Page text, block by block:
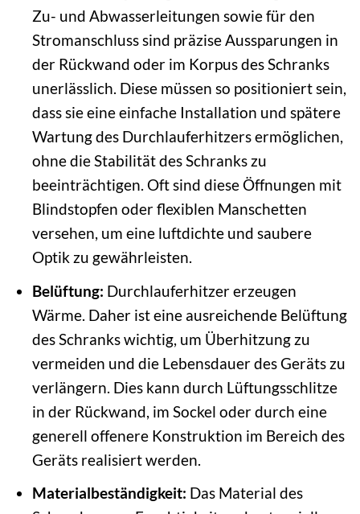
Zu- und Abwasserleitungen sowie für den
Stromanschluss sind präzise Aussparungen in
der Rückwand oder im Korpus des Schranks
unerlässlich. Diese müssen so positioniert sein,
dass sie eine einfache Installation und spätere
Wartung des Durchlauferhitzers ermöglichen,
ohne die Stabilität des Schranks zu
beeinträchtigen. Oft sind diese Öffnungen mit
Blindstopfen oder flexiblen Manschetten
versehen, um eine luftdichte und saubere
Optik zu gewährleisten.
Belüftung: Durchlauferhitzer erzeugen
Wärme. Daher ist eine ausreichende Belüftung
des Schranks wichtig, um Überhitzung zu
vermeiden und die Lebensdauer des Geräts zu
verlängern. Dies kann durch Lüftungsschlitze
in der Rückwand, im Sockel oder durch eine
generell offenere Konstruktion im Bereich des
Geräts realisiert werden.
Materialbeständigkeit: Das Material des